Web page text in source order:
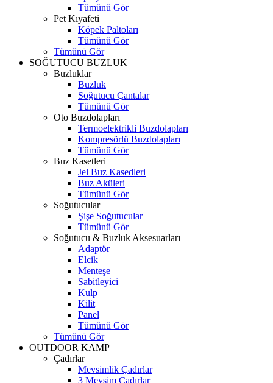
Tümünü Gör
Pet Kıyafeti
Köpek Paltoları
Tümünü Gör
Tümünü Gör
SOĞUTUCU BUZLUK
Buzluklar
Buzluk
Soğutucu Çantalar
Tümünü Gör
Oto Buzdolapları
Termoelektrikli Buzdolapları
Kompresörlü Buzdolapları
Tümünü Gör
Buz Kasetleri
Jel Buz Kasedleri
Buz Aküleri
Tümünü Gör
Soğutucular
Şişe Soğutucular
Tümünü Gör
Soğutucu & Buzluk Aksesuarları
Adaptör
Elcik
Menteşe
Sabitleyici
Kulp
Kilit
Panel
Tümünü Gör
Tümünü Gör
OUTDOOR KAMP
Çadırlar
Mevsimlik Çadırlar
3 Mevsim Çadırlar